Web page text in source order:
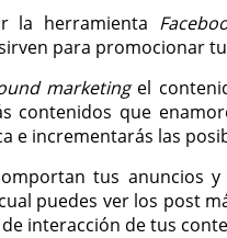
la herramienta
para promocionar
marketingel
contenidos que
e incrementarás las
tus anuncios
puedes ver los post
interacción de tus